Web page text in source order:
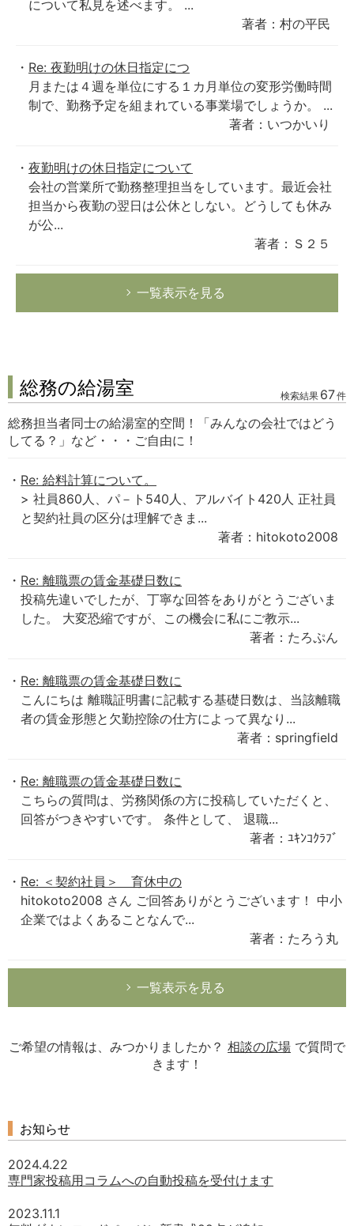
について私見を述べます。 ...
著者：村の平民
Re: 夜勤明けの休日指定につ
月または４週を単位にする１カ月単位の変形労働時間
制で、勤務予定を組まれている事業場でしょうか。 ...
著者：いつかいり
夜勤明けの休日指定について
会社の営業所で勤務整理担当をしています。最近会社
担当から夜勤の翌日は公休としない。どうしても休み
が公...
著者：Ｓ２５
一覧表示を見る
総務の給湯室 検索結果 67件
総務担当者同士の給湯室的空間！「みんなの会社ではどう
してる？」など・・・ご自由に！
Re: 給料計算について。
> 社員860人、パ－ト540人、アルバイト420人 正社員
と契約社員の区分は理解できま...
著者：hitokoto2008
Re: 離職票の賃金基礎日数に
投稿先違いでしたが、丁寧な回答をありがとうございま
した。 大変恐縮ですが、この機会に私にご教示...
著者：たろぷん
Re: 離職票の賃金基礎日数に
こんにちは 離職証明書に記載する基礎日数は、当該離職
者の賃金形態と欠勤控除の仕方によって異なり...
著者：springfield
Re: 離職票の賃金基礎日数に
こちらの質問は、労務関係の方に投稿していただくと、
回答がつきやすいです。 条件として、 退職...
著者：ﾕｷﾝｺｸﾗﾌﾞ
Re: ＜契約社員＞ 育休中の
hitokoto2008 さん ご回答ありがとうございます！ 中小
企業ではよくあることなんで...
著者：たろう丸
一覧表示を見る
ご希望の情報は、みつかりましたか？ 相談の広場 で質問で
きます！
お知らせ
2024.4.22
専門家投稿用コラムへの自動投稿を受付けます
2023.11.1